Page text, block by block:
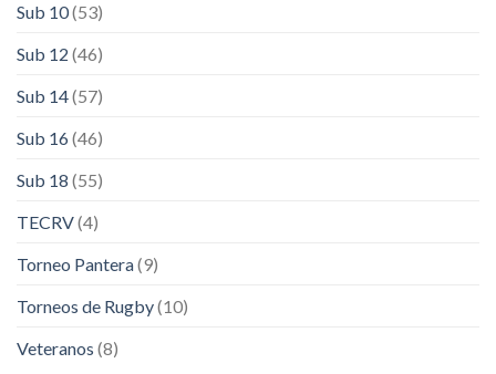
Sub 10(53)
Sub 12 (46)
Sub 14(57)
Sub 16(46)
Sub 18 (55)
TECRV(4)
Torneo Pantera(9)
Torneos de Rugby(10)
Veteranos (8)